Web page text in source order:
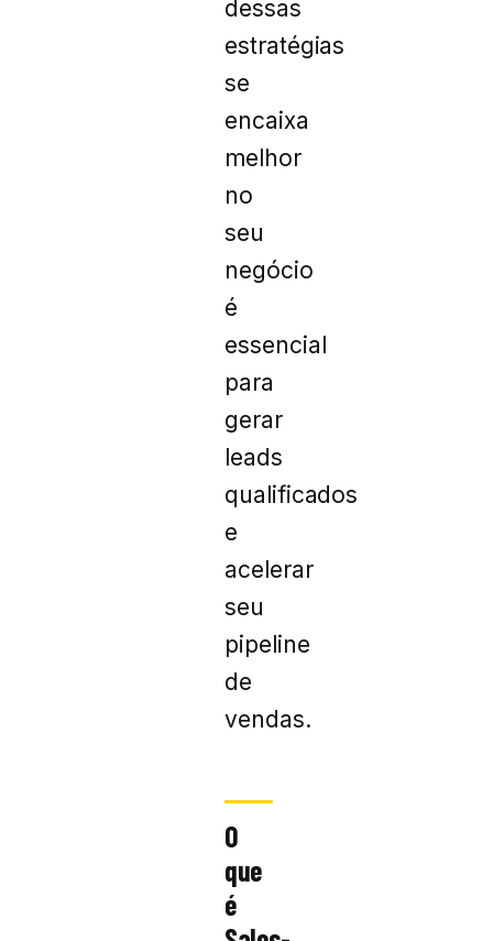
dessas
estratégias
se
encaixa
melhor
no
seu
negócio
é
essencial
para
gerar
leads
qualificados
e
acelerar
seu
pipeline
de
vendas.
O
que
é